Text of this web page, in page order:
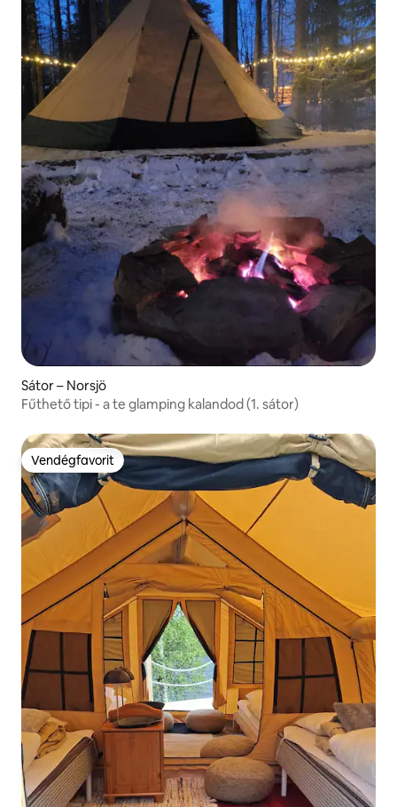
Sátor – Norsjö
Fűthető tipi - a te glamping kalandod (1. sátor)
Vendégfavorit
Vendégfavorit